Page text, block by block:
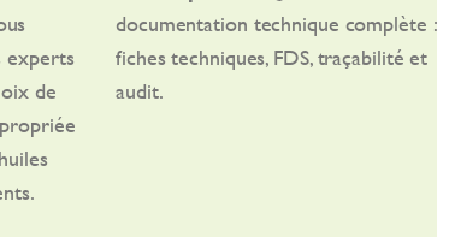
experts
de
documentation technique complète :
fiches techniques, FDS, traçabilité et
audit.